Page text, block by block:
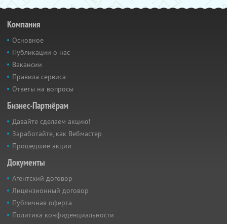
Компания
Основное
Публикации о нас
Вакансии
Правила сервиса
Ответы на вопросы
Бизнес-Партнёрам
Давайте сделаем акцию!
Заработайте, как Вебмастер
Прошедшие акции
Документы
Агентский договор
Лицензионный договор
Публичная оферта
Политика конфиденциальности